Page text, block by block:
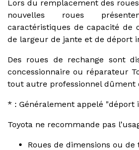
Lors du remplacement des
nouvelles roues
caractéristiques de capacité de
de largeur de jante et de déport
Des roues de rechange sont
concessionnaire ou réparateur
tout autre professionnel dûment
* : Généralement appelé "déport
Toyota ne recommande pas
Roues de dimensions ou